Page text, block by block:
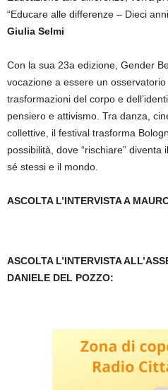
“Educare alle differenze – Dieci
Giulia Selmi
Con la sua 23a edizione, Gender
vocazione a essere un
trasformazioni del corpo e
pensiero e attivismo. Tra danza,
collettive, il festival trasforma
possibilità, dove “rischiare”
sé stessi e il mondo.
ASCOLTA L’INTERVISTA A
ASCOLTA L’INTERVISTA
DANIELE DEL POZZO: